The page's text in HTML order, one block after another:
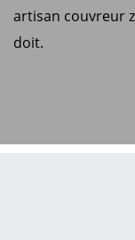
artisan couvreur
doit.